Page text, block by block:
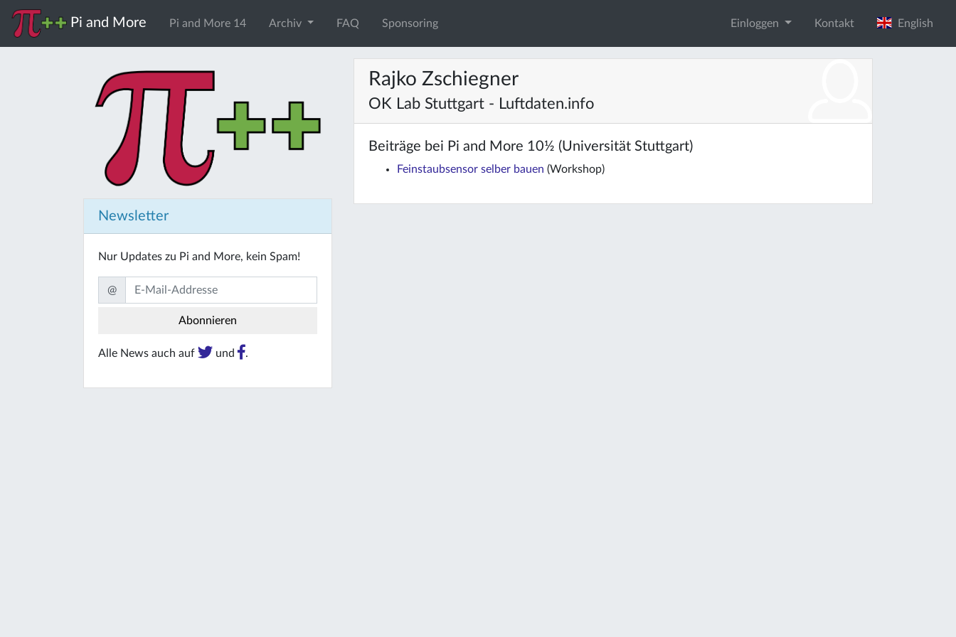
Pi and More Pi and More 14 Archiv FAQ Sponsoring Einloggen Kontakt English
Newsletter
Nur Updates zu Pi and More, kein Spam!
@
Alle News auch auf und .
Rajko Zschiegner
OK Lab Stuttgart - Luftdaten.info
Beiträge bei Pi and More 10½ (Universität Stuttgart)
Feinstaubsensor selber bauen (Workshop)